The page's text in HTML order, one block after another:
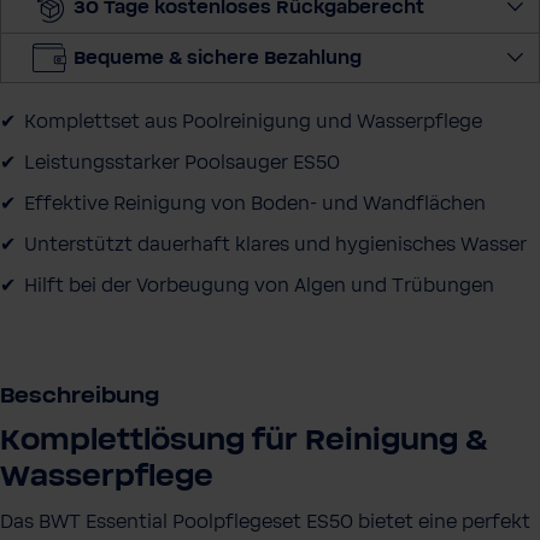
e
g
30 Tage kostenloses Rückgaberecht
Bequeme & sichere Bezahlung
Komplettset aus Poolreinigung und Wasserpflege
Leistungsstarker Poolsauger ES50
Effektive Reinigung von Boden- und Wandflächen
Unterstützt dauerhaft klares und hygienisches Wasser
Hilft bei der Vorbeugung von Algen und Trübungen
Beschreibung
Komplettlösung für Reinigung &
Wasserpflege
Das BWT Essential Poolpflegeset ES50 bietet eine perfekt